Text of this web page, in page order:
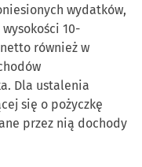
wydatków,
10-
również w
Dla ustalenia
się o pożyczkę
przez nią dochody